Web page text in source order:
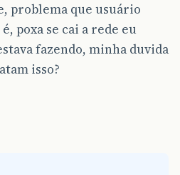
problema que usuário
poxa se cai a rede eu
fazendo, minha duvida
isso?